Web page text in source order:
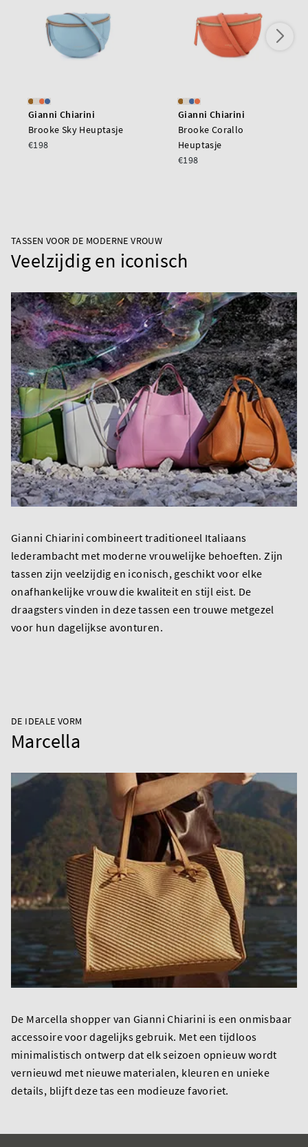
Gianni Chiarini
Brooke Sky Heuptasje
€198
Gianni Chiarini
Brooke Corallo
Heuptasje
€198
TASSEN VOOR DE MODERNE VROUW
Veelzijdig en iconisch
Gianni Chiarini combineert traditioneel Italiaans
lederambacht met moderne vrouwelijke behoeften. Zijn
tassen zijn veelzijdig en iconisch, geschikt voor elke
onafhankelijke vrouw die kwaliteit en stijl eist. De
draagsters vinden in deze tassen een trouwe metgezel
voor hun dagelijkse avonturen.
DE IDEALE VORM
Marcella
De Marcella shopper van Gianni Chiarini is een onmisbaar
accessoire voor dagelijks gebruik. Met een tijdloos
minimalistisch ontwerp dat elk seizoen opnieuw wordt
vernieuwd met nieuwe materialen, kleuren en unieke
details, blijft deze tas een modieuze favoriet.